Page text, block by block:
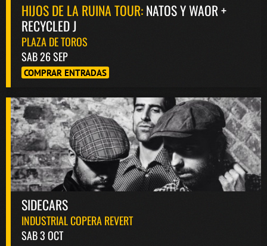
HIJOS DE LA RUINA TOUR:NATOS Y WAOR +
RECYCLED J
PLAZA DE TOROS
SAB 26 SEP
COMPRAR ENTRADAS
SIDECARS
INDUSTRIAL COPERA REVERT
SAB 3 OCT